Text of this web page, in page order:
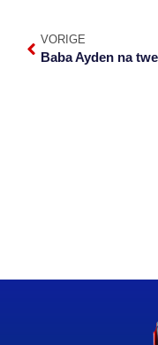
VORIGE